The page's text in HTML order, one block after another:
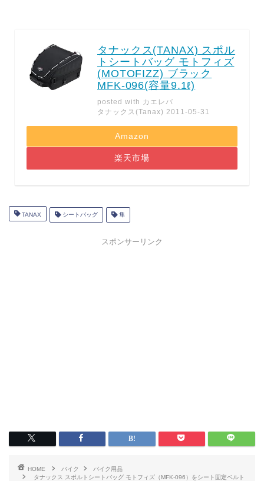
タナックス(TANAX) スポル
トシートバッグ モトフィズ
(MOTOFIZZ) ブラック
MFK-096(容量9.1ℓ)
posted with カエレバ
タナックス(Tanax) 2011-05-31
Amazon
楽天市場
TANAX シートバッグ 隼
スポンサーリンク
HOME バイク
バイク用品
タナックス スポルトシートバッグ モトフィズ（MFK-096）をシート固定ベルト